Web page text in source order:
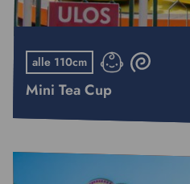
alle 110cm
Mini Tea Cup